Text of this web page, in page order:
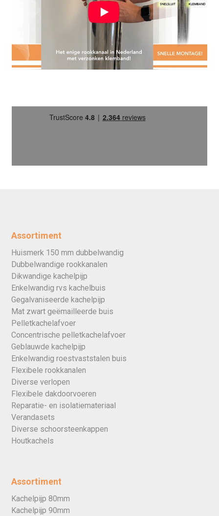
Assortiment
Huismerk 150 mm dubbelwandig
Dubbelwandige rookkanalen
Dikwandige kachelpijp
Enkelwandig rvs kachelbuis
Gegalvaniseerde kachelpijp
Mat zwart geëmailleerde buis
Pelletkachelafvoer
Concentrische pelletkachelafvoer
Geblauwde kachelpijp
Enkelwandig roestvaststalen buis
Flexibele rookkanalen
Diverse verlopen
Flexibele dakdoorvoeren
Reparatie- en isolatiemateriaal
Verandasets
Diverse schoorsteenkappen
Houtkachels
Assortiment
Kachelpijp 80mm
Kachelpijp 90mm